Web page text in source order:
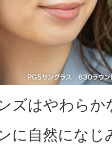
ズはやわらか
に自然になじ